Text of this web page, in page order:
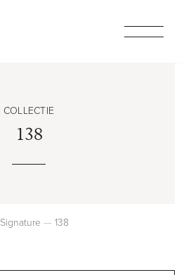
Produits
Patines
COLLECTIE
138
Signature 138